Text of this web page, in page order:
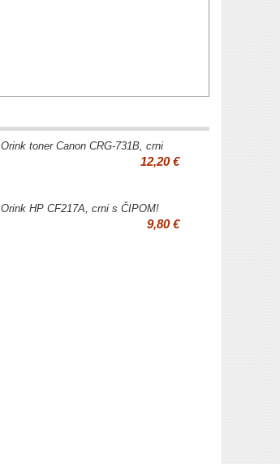
Orink toner Canon CRG-731B, crni
12,20 €
Orink HP CF217A, crni s ČIPOM!
9,80 €